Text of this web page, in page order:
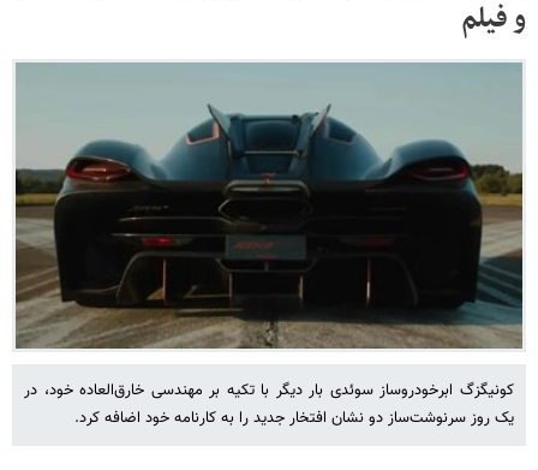
و فیلم
کونیگزگ ابرخودروساز سوئدی بار دیگر با تکیه بر مهندسی خارق‌العاده خود، در
یک روز سرنوشت‌ساز دو نشان افتخار جدید را به کارنامه خود اضافه کرد.